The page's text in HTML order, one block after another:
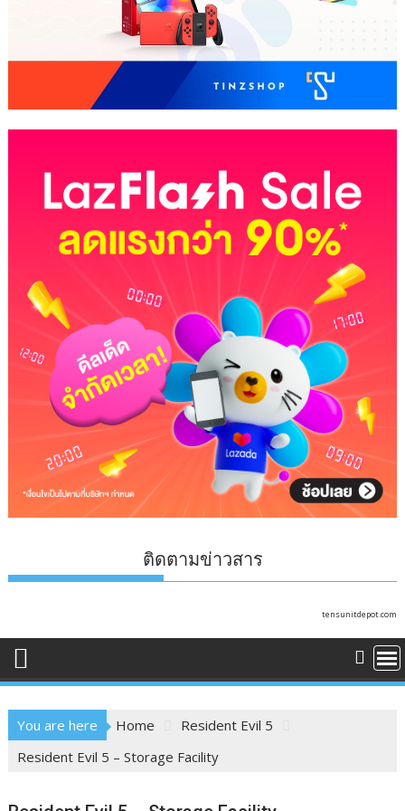
ติดตามข่าวสาร
tensunitdepot.com
You are here Home
Resident Evil 5
Resident Evil 5 – Storage Facility